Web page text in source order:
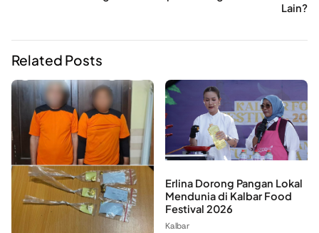
Lain?
Related Posts
Erlina Dorong Pangan Lokal
Mendunia di Kalbar Food
Festival 2026
Kalbar